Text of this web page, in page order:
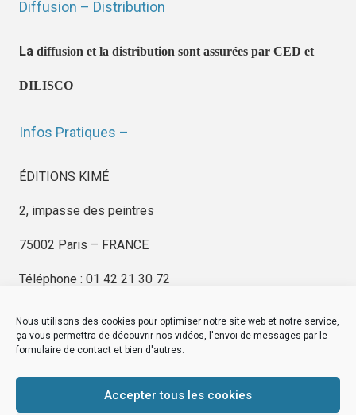
Nous utilisons des cookies pour optimiser notre site web et notre service,
ça vous permettra de découvrir nos vidéos, l'envoi de messages par le
formulaire de contact et bien d'autres.
Accepter tous les cookies
Diffusion – Distribution
La diffusion et la distribution sont assurées par CED et
DILISCO
Infos Pratiques –
ÉDITIONS KIMÉ
2, impasse des peintres
75002 Paris – FRANCE
Téléphone : 01 42 21 30 72
© byeDovel.com